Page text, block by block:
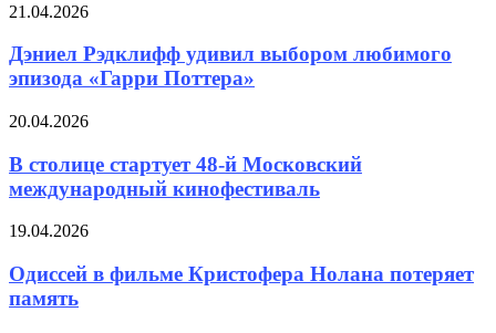
21.04.2026
Дэниел Рэдклифф удивил выбором любимого
эпизода «Гарри Поттера»
20.04.2026
В столице стартует 48-й Московский
международный кинофестиваль
19.04.2026
Одиссей в фильме Кристофера Нолана потеряет
память